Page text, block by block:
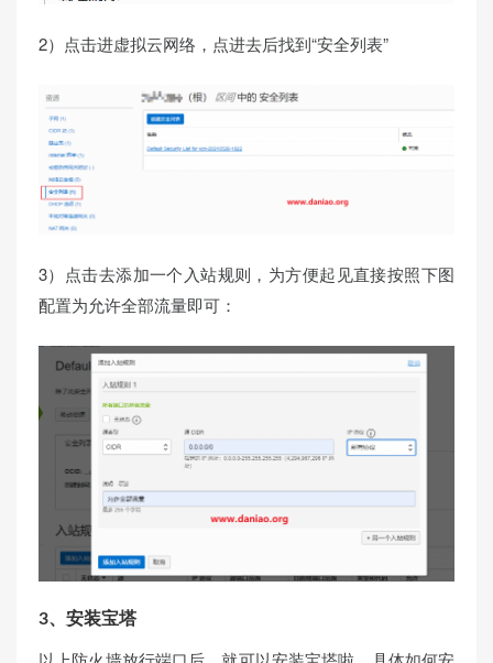
2）点击进虚拟云网络，点进去后找到“安全列表”
3）点击去添加一个入站规则，为方便起见直接按照下图
配置为允许全部流量即可：
3、安装宝塔